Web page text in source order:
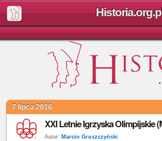
Historia.org.pl
7 lipca 2016
Autor: Marcin Gruszczyński